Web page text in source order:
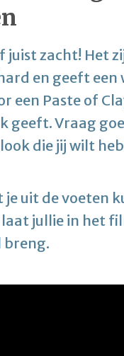
juist zacht! Het
en geeft
een Paste of
geeft. Vraag
die jij wilt
uit de voeten
jullie in het
breng.